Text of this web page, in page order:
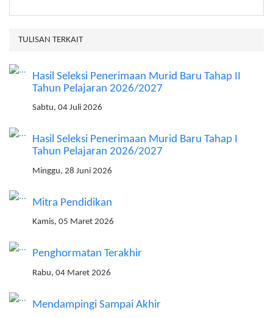
TULISAN TERKAIT
Hasil Seleksi Penerimaan Murid Baru Tahap II
Tahun Pelajaran 2026/2027
Sabtu, 04 Juli 2026
Hasil Seleksi Penerimaan Murid Baru Tahap I
Tahun Pelajaran 2026/2027
Minggu, 28 Juni 2026
Mitra Pendidikan
Kamis, 05 Maret 2026
Penghormatan Terakhir
Rabu, 04 Maret 2026
Mendampingi Sampai Akhir